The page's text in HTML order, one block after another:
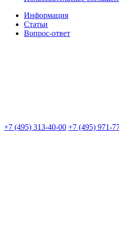
Информация
Статьи
Вопрос-ответ
+7 (495) 313-40-00 +7 (495) 971-